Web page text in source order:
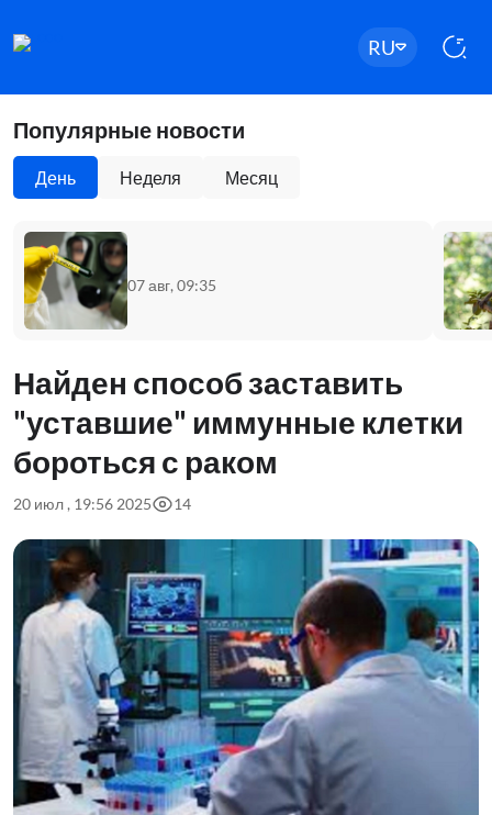
RU
Популярные новости
День Неделя Месяц
07 авг, 09:35
Найден способ заставить
"уставшие" иммунные клетки
бороться с раком
20 июл , 19:56 2025 14